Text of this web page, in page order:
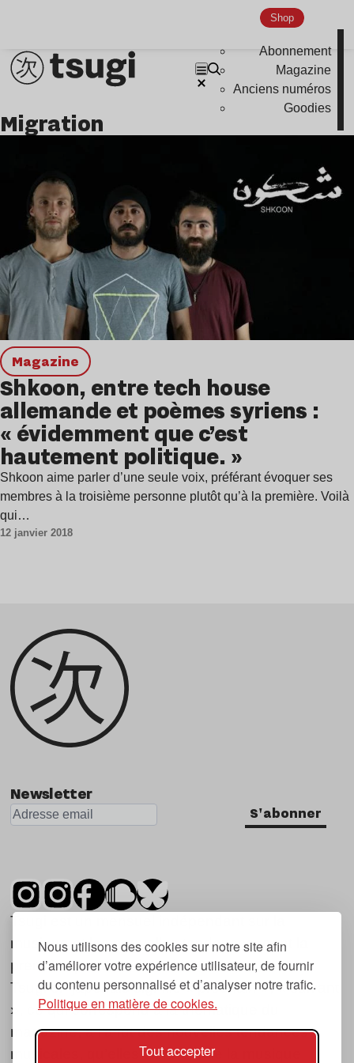
Nous utilisons des cookies sur notre site afin
d’améliorer votre expérience utilisateur, de fournir
du contenu personnalisé et d’analyser notre trafic.
Politique en matière de cookies.
Tout accepter
Shop
Abonnement
Magazine
Anciens numéros
Goodies
migration
magazine
Shkoon, entre tech house
allemande et poèmes syriens :
« évidemment que c’est
hautement politique. »
Shkoon aime parler d’une seule voix, préférant évoquer ses
membres à la troisième personne plutôt qu’à la première. Voilà
qui…
12 janvier 2018
Newsletter
S'abonner
Tsugi est un mensuel indépendant sur la
musique et les nouvelles tendances, dont la
première parution date de 2007.
Tsugi en japonais signifie « prochain », « suivant
», ce qui correspond à la thématique du
magazine, à l’affût des nouvelles tendances
musicales, qu’elles viennent de la musique